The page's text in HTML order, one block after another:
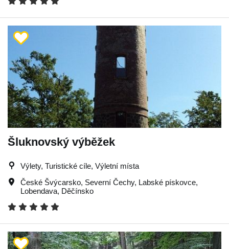
Šluknovský výběžek
Výlety, Turistické cíle, Výletní místa
České Švýcarsko, Severní Čechy, Labské pískovce,
Lobendava, Děčínsko